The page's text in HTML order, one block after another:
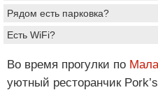
Рядом есть парковка?
Есть WiFi?
Во время прогулки по
уютный ресторанчик